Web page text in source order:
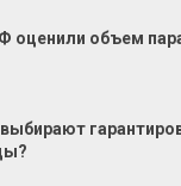
оценили объем